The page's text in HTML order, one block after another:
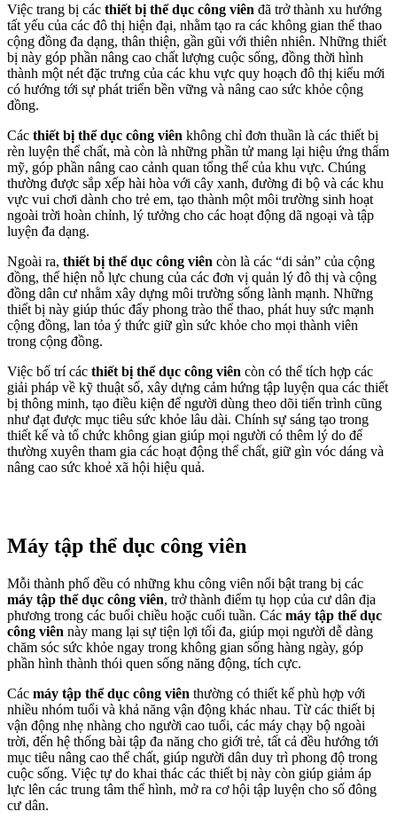
Việc trang bị các thiết bị thể dục công viên đã trở thành xu hướng
tất yếu của các đô thị hiện đại, nhằm tạo ra các không gian thể thao
cộng đồng đa dạng, thân thiện, gần gũi với thiên nhiên. Những thiết
bị này góp phần nâng cao chất lượng cuộc sống, đồng thời hình
thành một nét đặc trưng của các khu vực quy hoạch đô thị kiểu mới
có hướng tới sự phát triển bền vững và nâng cao sức khỏe cộng
đồng.
Các thiết bị thể dục công viên không chỉ đơn thuần là các thiết bị
rèn luyện thể chất, mà còn là những phần tử mang lại hiệu ứng thẩm
mỹ, góp phần nâng cao cảnh quan tổng thể của khu vực. Chúng
thường được sắp xếp hài hòa với cây xanh, đường đi bộ và các khu
vực vui chơi dành cho trẻ em, tạo thành một môi trường sinh hoạt
ngoài trời hoàn chỉnh, lý tưởng cho các hoạt động dã ngoại và tập
luyện đa dạng.
Ngoài ra, thiết bị thể dục công viên còn là các “di sản” của cộng
đồng, thể hiện nỗ lực chung của các đơn vị quản lý đô thị và cộng
đồng dân cư nhằm xây dựng môi trường sống lành mạnh. Những
thiết bị này giúp thúc đẩy phong trào thể thao, phát huy sức mạnh
cộng đồng, lan tỏa ý thức giữ gìn sức khỏe cho mọi thành viên
trong cộng đồng.
Việc bố trí các thiết bị thể dục công viên còn có thể tích hợp các
giải pháp về kỹ thuật số, xây dựng cảm hứng tập luyện qua các thiết
bị thông minh, tạo điều kiện để người dùng theo dõi tiến trình cũng
như đạt được mục tiêu sức khỏe lâu dài. Chính sự sáng tạo trong
thiết kế và tổ chức không gian giúp mọi người có thêm lý do để
thường xuyên tham gia các hoạt động thể chất, giữ gìn vóc dáng và
nâng cao sức khoẻ xã hội hiệu quả.
Máy tập thể dục công viên
Mỗi thành phố đều có những khu công viên nổi bật trang bị các
máy tập thể dục công viên, trở thành điểm tụ họp của cư dân địa
phương trong các buổi chiều hoặc cuối tuần. Các máy tập thể dục
công viên này mang lại sự tiện lợi tối đa, giúp mọi người dễ dàng
chăm sóc sức khỏe ngay trong không gian sống hàng ngày, góp
phần hình thành thói quen sống năng động, tích cực.
Các máy tập thể dục công viên thường có thiết kế phù hợp với
nhiều nhóm tuổi và khả năng vận động khác nhau. Từ các thiết bị
vận động nhẹ nhàng cho người cao tuổi, các máy chạy bộ ngoài
trời, đến hệ thống bài tập đa năng cho giới trẻ, tất cả đều hướng tới
mục tiêu nâng cao thể chất, giúp người dân duy trì phong độ trong
cuộc sống. Việc tự do khai thác các thiết bị này còn giúp giảm áp
lực lên các trung tâm thể hình, mở ra cơ hội tập luyện cho số đông
cư dân.